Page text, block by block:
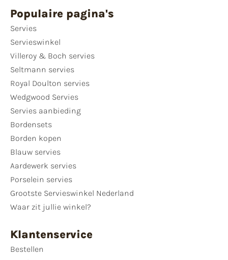
Populaire pagina's
Servies
Servieswinkel
Villeroy & Boch servies
Seltmann servies
Royal Doulton servies
Wedgwood Servies
Servies aanbieding
Bordensets
Borden kopen
Blauw servies
Aardewerk servies
Porselein servies
Grootste Servieswinkel Nederland
Waar zit jullie winkel?
Klantenservice
Bestellen